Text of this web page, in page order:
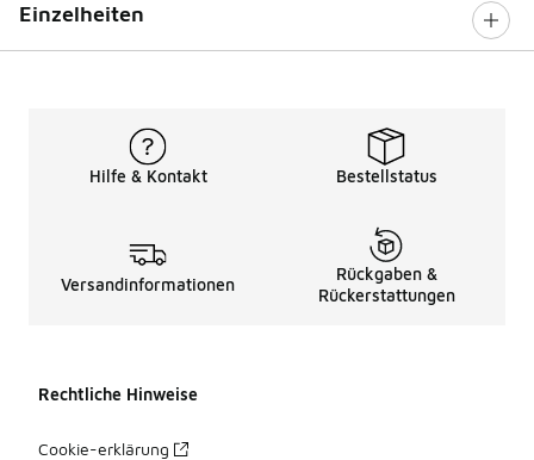
Einzelheiten
Hilfe & Kontakt Bestellstatus
Versandinformationen
Rückgaben &
Rückerstattungen
Rechtliche Hinweise
Cookie-erklärung